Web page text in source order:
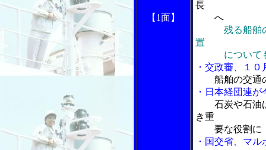
【1面】
長
へ
残る船舶
置
についても
・交政審、１
船舶の交通
・日本経団連
石炭や石油
き重
要な役割に
・国交省、マ